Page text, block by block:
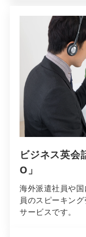
ビジネス英会
O」
海外派遣社員や
員のスピーキン
サービスです。